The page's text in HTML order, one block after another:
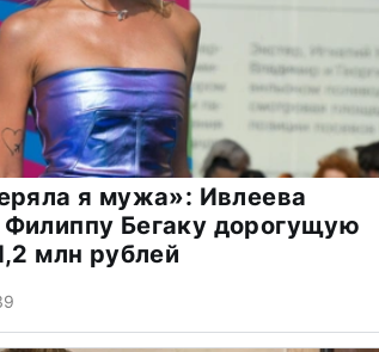
я мужа»: Ивлеева
Бегаку дорогущую
млн рублей